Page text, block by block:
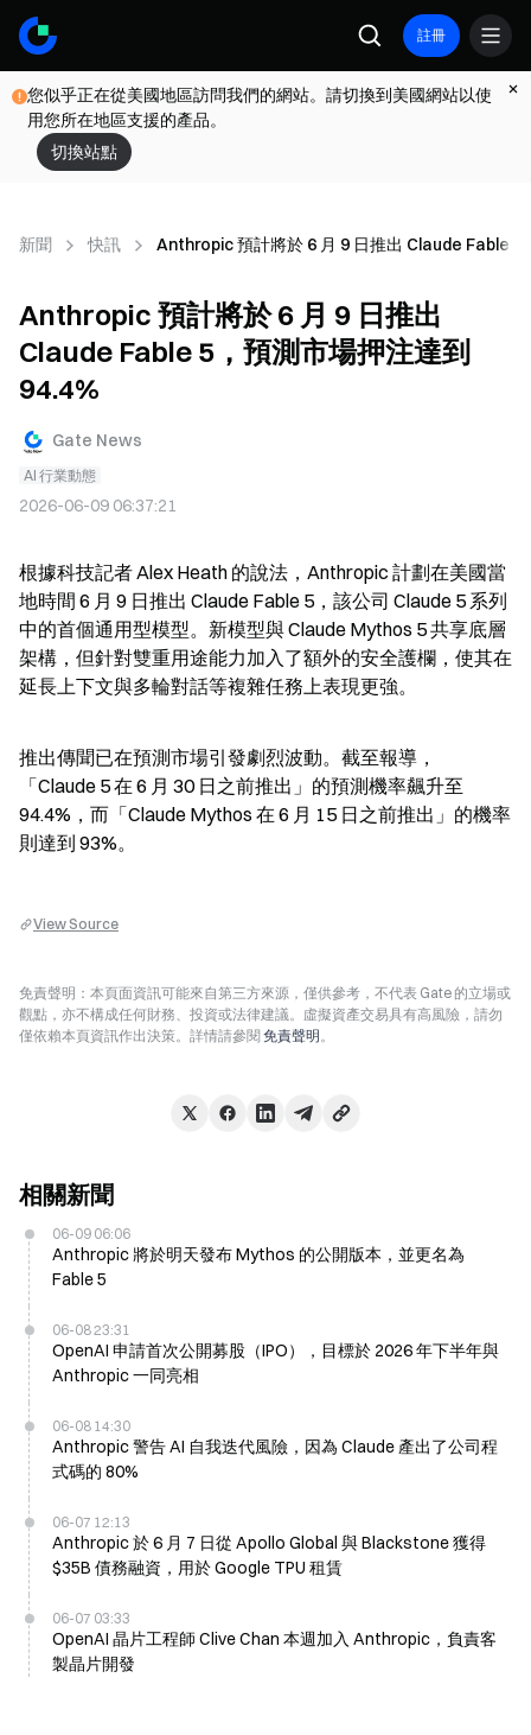
註冊
您似乎正在從美國地區訪問我們的網站。請切換到美國網站以使
用您所在地區支援的產品。
切換站點
新聞 快訊 Anthropic 預計將於 6 月 9 日推出 Claude Fable 5
Anthropic 預計將於 6 月 9 日推出
Claude Fable 5，預測市場押注達到
94.4%
Gate News
AI 行業動態
2026-06-09 06:37:21
根據科技記者 Alex Heath 的說法，Anthropic 計劃在美國當
地時間 6 月 9 日推出 Claude Fable 5，該公司 Claude 5 系列
中的首個通用型模型。新模型與 Claude Mythos 5 共享底層
架構，但針對雙重用途能力加入了額外的安全護欄，使其在
延長上下文與多輪對話等複雜任務上表現更強。
推出傳聞已在預測市場引發劇烈波動。截至報導，
「Claude 5 在 6 月 30 日之前推出」的預測機率飆升至
94.4%，而「Claude Mythos 在 6 月 15 日之前推出」的機率
則達到 93%。
View Source
免責聲明：本頁面資訊可能來自第三方來源，僅供參考，不代表 Gate 的立場或
觀點，亦不構成任何財務、投資或法律建議。虛擬資產交易具有高風險，請勿
僅依賴本頁資訊作出決策。詳情請參閱 免責聲明。
相關新聞
06-09 06:06
Anthropic 將於明天發布 Mythos 的公開版本，並更名為
Fable 5
06-08 23:31
OpenAI 申請首次公開募股（IPO），目標於 2026 年下半年與
Anthropic 一同亮相
06-08 14:30
Anthropic 警告 AI 自我迭代風險，因為 Claude 產出了公司程
式碼的 80%
06-07 12:13
Anthropic 於 6 月 7 日從 Apollo Global 與 Blackstone 獲得
$35B 債務融資，用於 Google TPU 租賃
06-07 03:33
OpenAI 晶片工程師 Clive Chan 本週加入 Anthropic，負責客
製晶片開發